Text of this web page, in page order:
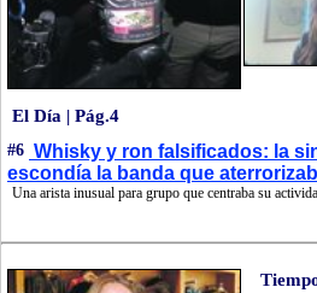
El Día | Pág.4
#6 Whisky y ron falsificados: la
escondía la banda que
Una arista inusual para grupo que centraba su